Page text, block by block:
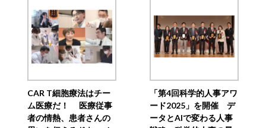
CAR T細胞療法はチー
ム医療だ！ 医療従事
者の情熱、患者さんの
「第4回科学的人事アワ
ード2025」を開催 デ
ータとAIで変わる人事